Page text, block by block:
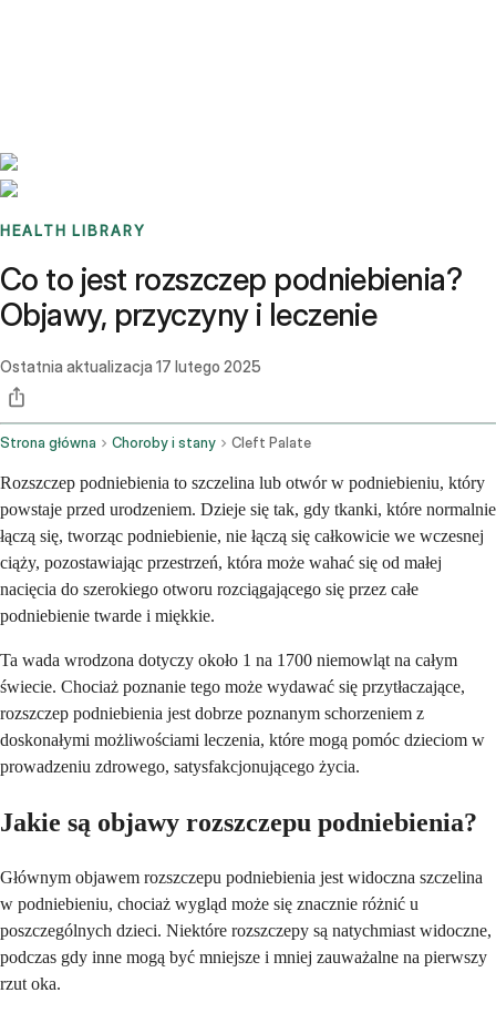
HEALTH LIBRARY
Co to jest rozszczep podniebienia?
Objawy, przyczyny i leczenie
Ostatnia aktualizacja 17 lutego 2025
Strona główna Choroby i stany Cleft Palate
Rozszczep podniebienia to szczelina lub otwór w podniebieniu, który
powstaje przed urodzeniem. Dzieje się tak, gdy tkanki, które normalnie
łączą się, tworząc podniebienie, nie łączą się całkowicie we wczesnej
ciąży, pozostawiając przestrzeń, która może wahać się od małej
nacięcia do szerokiego otworu rozciągającego się przez całe
podniebienie twarde i miękkie.
Ta wada wrodzona dotyczy około 1 na 1700 niemowląt na całym
świecie. Chociaż poznanie tego może wydawać się przytłaczające,
rozszczep podniebienia jest dobrze poznanym schorzeniem z
doskonałymi możliwościami leczenia, które mogą pomóc dzieciom w
prowadzeniu zdrowego, satysfakcjonującego życia.
Jakie są objawy rozszczepu podniebienia?
Głównym objawem rozszczepu podniebienia jest widoczna szczelina
w podniebieniu, chociaż wygląd może się znacznie różnić u
poszczególnych dzieci. Niektóre rozszczepy są natychmiast widoczne,
podczas gdy inne mogą być mniejsze i mniej zauważalne na pierwszy
rzut oka.